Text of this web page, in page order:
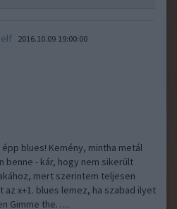
2016.10.09 19:00:00
blues! Kemény, mintha metál
benne - kár, hogy nem sikerült
mert szerintem teljesen
x+1. blues lemez, ha szabad ilyet
Gimme the…..